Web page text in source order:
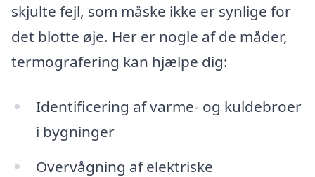
skjulte fejl, som måske ikke er synlige for
det blotte øje. Her er nogle af de måder,
termografering kan hjælpe dig:
Identificering af varme- og kuldebroer
i bygninger
Overvågning af elektriske